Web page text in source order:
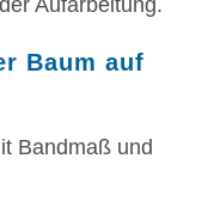
Baum auf
Bandmaß und